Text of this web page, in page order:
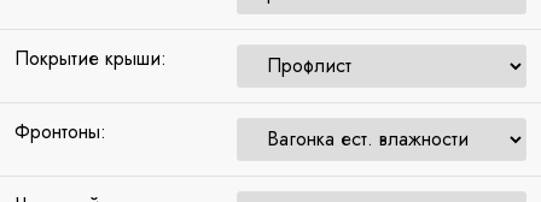
Покрытие крыши:
Фронтоны: